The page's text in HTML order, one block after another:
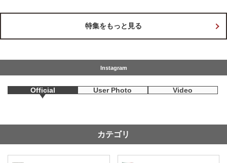
特集をもっと見る
Instagram
Official User Photo Video
カテゴリ